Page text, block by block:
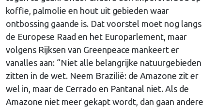
koffie, palmolie en hout uit gebieden waar
ontbossing gaande is. Dat voorstel moet nog langs
de Europese Raad en het Europarlement, maar
volgens Rijksen van Greenpeace mankeert er
vanalles aan: “Niet alle belangrijke natuurgebieden
zitten in de wet. Neem Brazilië: de Amazone zit er
wel in, maar de Cerrado en Pantanal niet. Als de
Amazone niet meer gekapt wordt, dan gaan andere